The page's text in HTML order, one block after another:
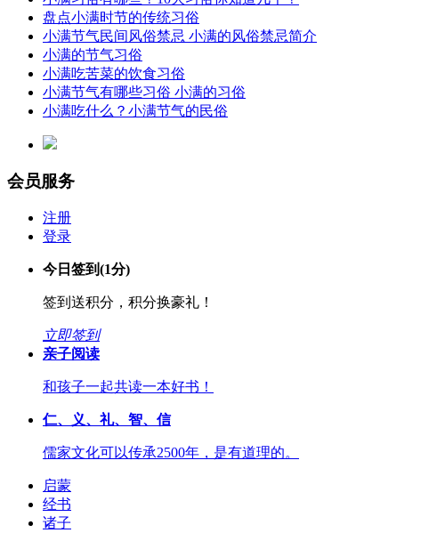
盘点小满时节的传统习俗
小满节气民间风俗禁忌 小满的风俗禁忌简介
小满的节气习俗
小满吃苦菜的饮食习俗
小满节气有哪些习俗 小满的习俗
小满吃什么？小满节气的民俗
会员服务
注册
登录
今日签到(1分)
签到送积分，积分换豪礼！
立即签到
亲子阅读
和孩子一起共读一本好书！
仁、义、礼、智、信
儒家文化可以传承2500年，是有道理的。
启蒙
经书
诸子